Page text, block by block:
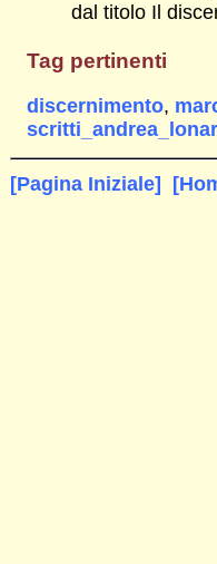
dal titolo Il
Tag pertinenti
discernimento,
[Pagina Iniziale]